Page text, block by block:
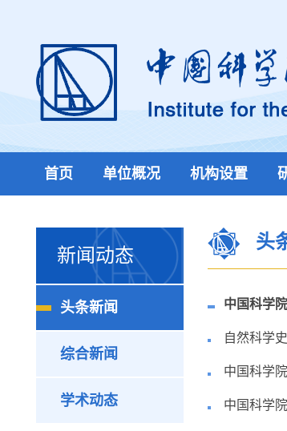
首页 单位概况 机构设置
新闻动态
头条新闻
综合新闻
学术动态
头
中国科学
自然科学
中国科学
中国科学